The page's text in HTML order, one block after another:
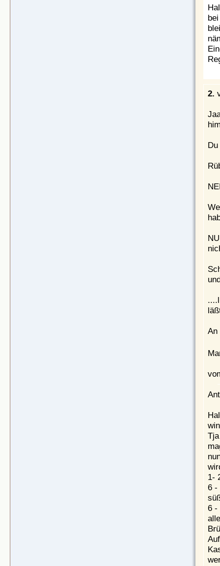
2.
An
1-
6 -
6 -